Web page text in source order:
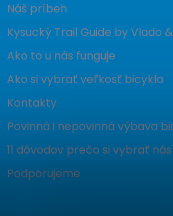
Náš príbeh
Kysucký Trail Guide by Vlado
Ako to u nás funguje
Ako si vybrať veľkosť bicykla
Kontakty
Povinná i nepovinná výbava
11 dôvodov prečo si vybrať nás
Podporujeme